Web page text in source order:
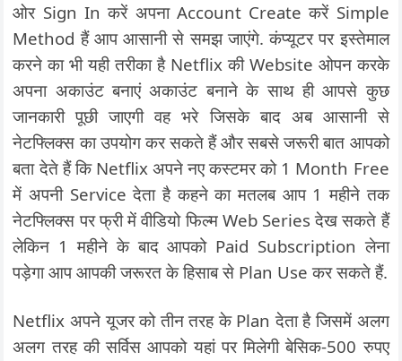
ओर Sign In करें अपना Account Create करें Simple
Method हैं आप आसानी से समझ जाएंगे. कंप्यूटर पर इस्तेमाल
करने का भी यही तरीका है Netflix की Website ओपन करके
अपना अकाउंट बनाएं अकाउंट बनाने के साथ ही आपसे कुछ
जानकारी पूछी जाएगी वह भरे जिसके बाद अब आसानी से
नेटफ्लिक्स का उपयोग कर सकते हैं और सबसे जरूरी बात आपको
बता देते हैं कि Netflix अपने नए कस्टमर को 1 Month Free
में अपनी Service देता है कहने का मतलब आप 1 महीने तक
नेटफ्लिक्स पर फ्री में वीडियो फिल्म Web Series देख सकते हैं
लेकिन 1 महीने के बाद आपको Paid Subscription लेना
पड़ेगा आप आपकी जरूरत के हिसाब से Plan Use कर सकते हैं.
Netflix अपने यूजर को तीन तरह के Plan देता है जिसमें अलग
अलग तरह की सर्विस आपको यहां पर मिलेगी बेसिक-500 रुपए